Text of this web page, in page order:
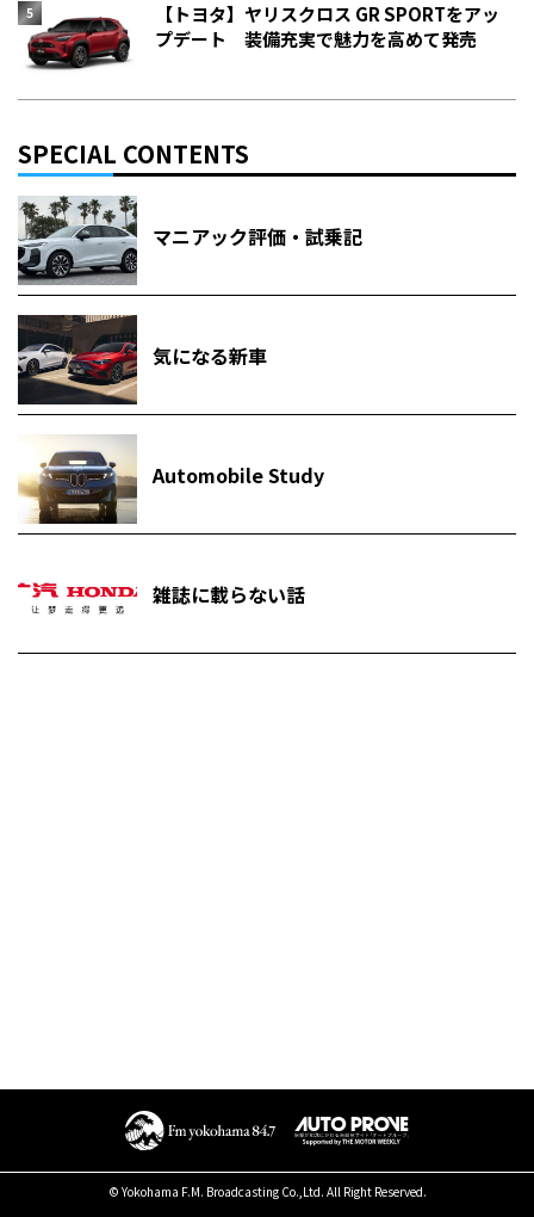
【トヨタ】ヤリスクロス GR SPORTをアッ
プデート 装備充実で魅力を高めて発売
SPECIAL CONTENTS
マニアック評価・試乗記
気になる新車
Automobile Study
雑誌に載らない話
© Yokohama F.M. Broadcasting Co.,Ltd. All Right Reserved.